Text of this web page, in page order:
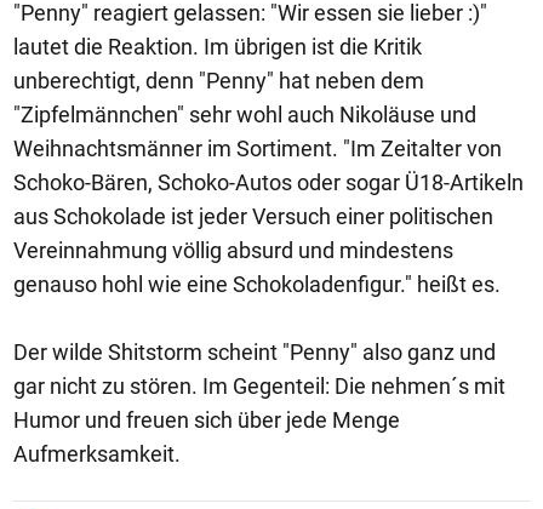
"Penny" reagiert gelassen: "Wir essen sie lieber :)"
lautet die Reaktion. Im übrigen ist die Kritik
unberechtigt, denn "Penny" hat neben dem
"Zipfelmännchen" sehr wohl auch Nikoläuse und
Weihnachtsmänner im Sortiment. "Im Zeitalter von
Schoko-Bären, Schoko-Autos oder sogar Ü18-Artikeln
aus Schokolade ist jeder Versuch einer politischen
Vereinnahmung völlig absurd und mindestens
genauso hohl wie eine Schokoladenfigur." heißt es.
Der wilde Shitstorm scheint "Penny" also ganz und
gar nicht zu stören. Im Gegenteil: Die nehmen´s mit
Humor und freuen sich über jede Menge
Aufmerksamkeit.